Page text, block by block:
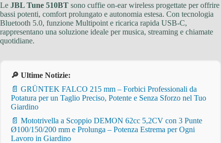
Le JBL Tune 510BT sono cuffie on-ear wireless progettate per offrire
bassi potenti, comfort prolungato e autonomia estesa. Con tecnologia
Bluetooth 5.0, funzione Multipoint e ricarica rapida USB-C,
rappresentano una soluzione ideale per musica, streaming e chiamate
quotidiane.
🔎 Ultime Notizie:
📄 GRÜNTEK FALCO 215 mm – Forbici Professionali da
Potatura per un Taglio Preciso, Potente e Senza Sforzo nel Tuo
Giardino
📄 Mototrivella a Scoppio DEMON 62cc 5,2CV con 3 Punte
Ø100/150/200 mm e Prolunga – Potenza Estrema per Ogni
Lavoro in Giardino